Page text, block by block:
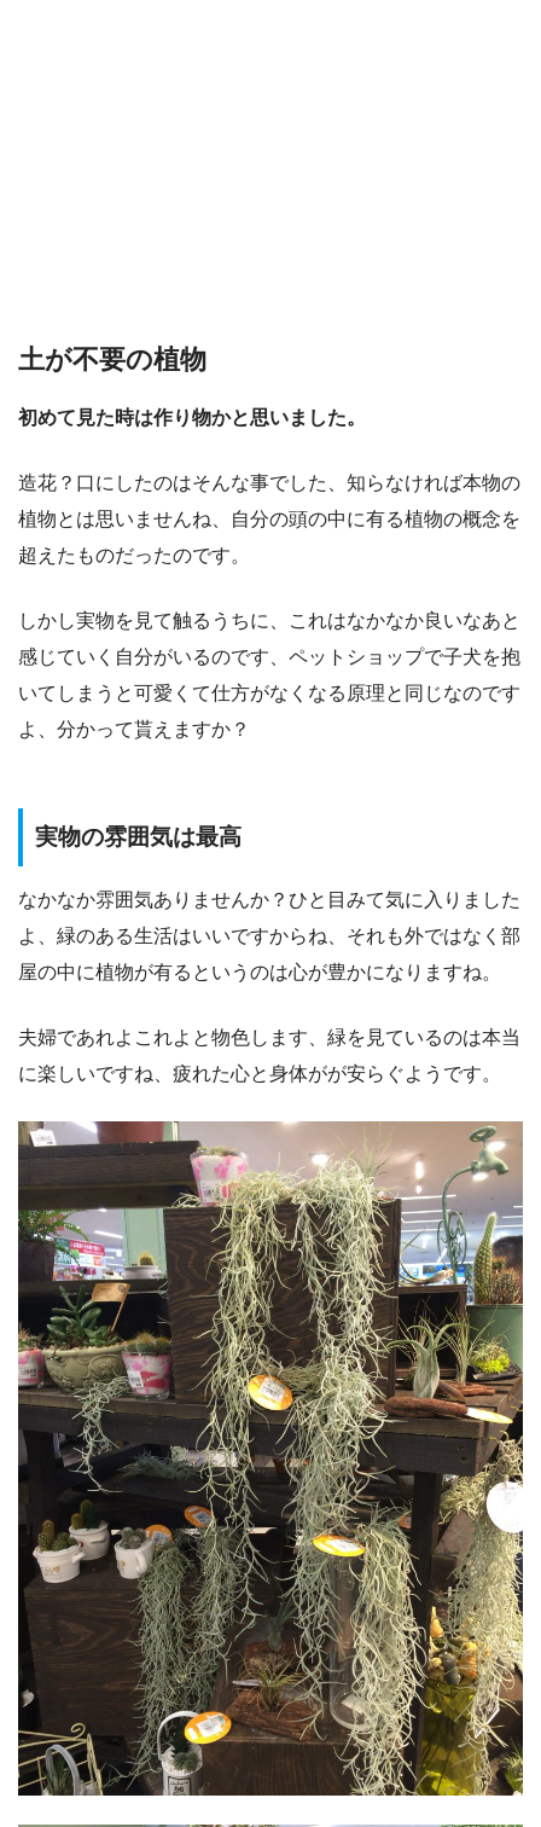
土が不要の植物
初めて見た時は作り物かと思いました。
造花？口にしたのはそんな事でした、知らなければ本物の
植物とは思いませんね、自分の頭の中に有る植物の概念を
超えたものだったのです。
しかし実物を見て触るうちに、これはなかなか良いなあと
感じていく自分がいるのです、ペットショップで子犬を抱
いてしまうと可愛くて仕方がなくなる原理と同じなのです
よ、分かって貰えますか？
実物の雰囲気は最高
なかなか雰囲気ありませんか？ひと目みて気に入りました
よ、緑のある生活はいいですからね、それも外ではなく部
屋の中に植物が有るというのは心が豊かになりますね。
夫婦であれよこれよと物色します、緑を見ているのは本当
に楽しいですね、疲れた心と身体がが安らぐようです。